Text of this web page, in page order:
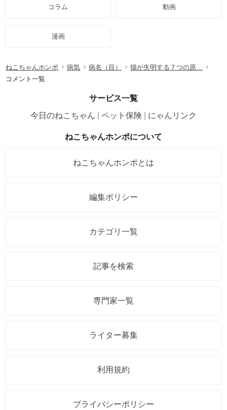
コラム 動画
漫画
ねこちゃんホンポ 病気 病名（目）
猫が失明する７つの原…
コメント一覧
サービス一覧
今日のねこちゃん
ペット保険 にゃんリンク
ねこちゃんホンポについて
ねこちゃんホンポとは
編集ポリシー
カテゴリ一覧
記事を検索
専門家一覧
ライター募集
利用規約
プライバシーポリシー